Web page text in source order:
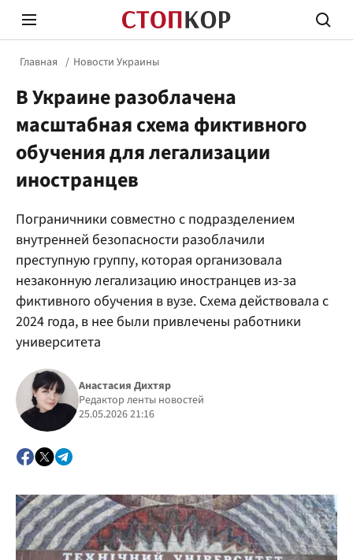
Стоп Политической Коррупции
Политика
Главная Новости Украины
В Украине разоблачена
масштабная схема фиктивного
обучения для легализации
иностранцев
Пограничники совместно с подразделением
внутренней безопасности разоблачили
преступную группу, которая организовала
незаконную легализацию иностранцев из-за
фиктивного обучения в вузе. Схема действовала с
2024 года, в нее были привлечены работники
университета
Анастасия Дихтяр
Редактор ленты новостей
25.05.2026 21:16